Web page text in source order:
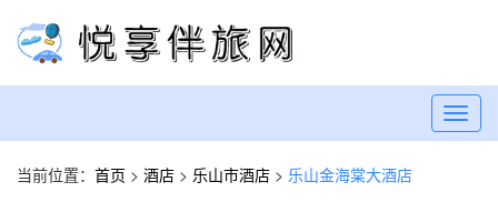
当前位置： 首页 > 酒店 > 乐山市酒店 > 乐山金海棠大酒店